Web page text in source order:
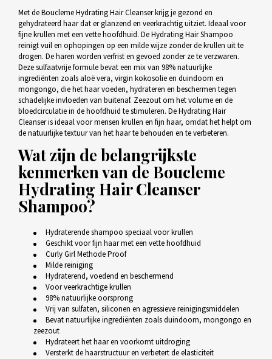
Met de Boucleme Hydrating Hair Cleanser krijg je gezond en
gehydrateerd haar dat er glanzend en veerkrachtig uitziet. Ideaal voor
fijne krullen met een vette hoofdhuid. De Hydrating Hair Shampoo
reinigt vuil en ophopingen op een milde wijze zonder de krullen uit te
drogen. De haren worden verfrist en gevoed zonder ze te verzwaren.
Deze sulfaatvrije formule bevat een mix van 98% natuurlijke
ingrediënten zoals aloë vera, virgin kokosolie en duindoorn en
mongongo, die het haar voeden, hydrateren en beschermen tegen
schadelijke invloeden van buitenaf. Zeezout om het volume en de
bloedcirculatie in de hoofdhuid te stimuleren. De Hydrating Hair
Cleanser is ideaal voor mensen krullen en fijn haar, omdat het helpt om
de natuurlijke textuur van het haar te behouden en te verbeteren.
Wat zijn de belangrijkste
kenmerken van de Boucleme
Hydrating Hair Cleanser
Shampoo?
Hydraterende shampoo speciaal voor krullen
Geschikt voor fijn haar met een vette hoofdhuid
Curly Girl Methode Proof
Milde reiniging
Hydraterend, voedend en beschermend
Voor veerkrachtige krullen
98% natuurlijke oorsprong
Vrij van sulfaten, siliconen en agressieve reinigingsmiddelen
Bevat natuurlijke ingrediënten zoals duindoorn, mongongo en
zeezout
Hydrateert het haar en voorkomt uitdroging
Versterkt de haarstructuur en verbetert de elasticiteit